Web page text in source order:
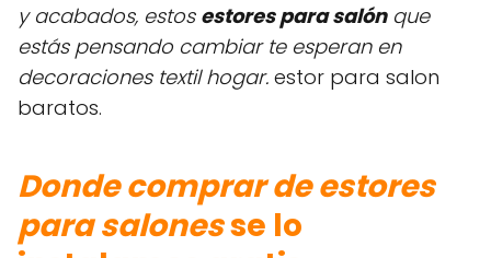
y acabados, estos estores para salónque
estás pensando cambiar te esperan en
decoraciones textil hogar. estor para salon
baratos.
Donde comprar de estores
para salonesse lo